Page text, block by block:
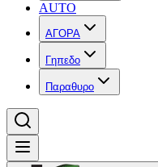
AUTO
ΑΓΟΡΑ
Γηπεδο
Παραθυρο